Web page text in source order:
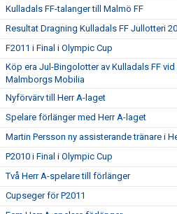
Kulladals FF-talanger till Malmö FF
Resultat Dragning Kulladals FF Jullotteri
F2011 i Final i Olympic Cup
Köp era Jul-Bingolotter av Kulladals FF vid
Malmborgs Mobilia
Nyförvärv till Herr A-laget
Spelare förlänger med Herr A-laget
Martin Persson ny assisterande tränare i
P2010 i Final i Olympic Cup
Två Herr A-spelare till förlänger
Cupseger för P2011